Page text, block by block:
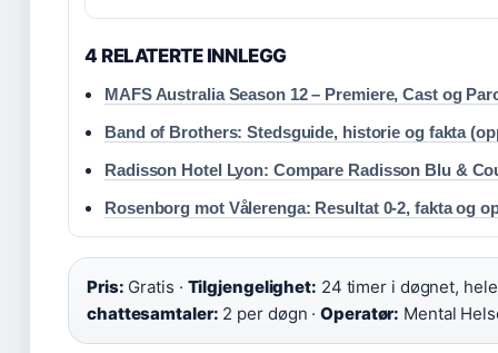
4 RELATERTE INNLEGG
MAFS Australia Season 12 – Premiere, Cast og
Band of Brothers: Stedsguide, historie og fakta
Radisson Hotel Lyon: Compare Radisson Blu &
Rosenborg mot Vålerenga: Resultat 0-2, fakta og
Pris: Gratis · Tilgjengelighet: 24 timer i døgnet,
chattesamtaler: 2 per døgn ·Operatør: Mental